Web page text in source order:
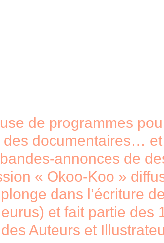
de programmes
documentaires…
annonces de
« Okoo-Koo »
dans l’écriture
et fait partie des
Auteurs et